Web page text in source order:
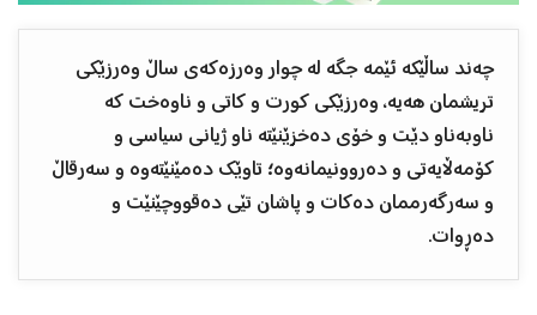
چه‌ند ساڵێكه‌ ئێمه‌ جگه‌ له‌ چوار وه‌رزه‌كه‌ی ساڵ وه‌رزێكی
تریشمان هه‌یه، وه‌رزێكی كورت و كاتی و ناوه‌خت‌ كه‌
ناوبه‌ناو دێت و خۆی ده‌خزێنێته‌ ناو ژیانی سیاسی و
كۆمه‌ڵایه‌تی و ده‌روونیمانه‌وه‌؛ تاوێك ده‌مێنێته‌وه‌ و سه‌رقاڵ
و سه‌رگه‌رممان ده‌كات و پاشان تێی ده‌قووچێنێت و
ده‌ڕوات.